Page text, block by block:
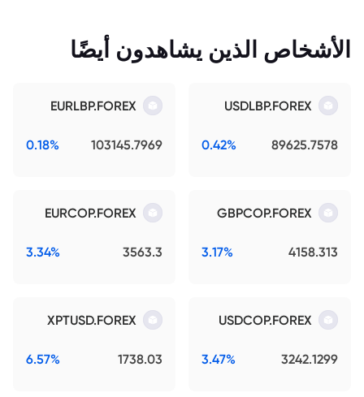
الأشخاص الذين يشاهدون أيضًا
USDLBP.FOREX
89625.7578
0.42%
EURLBP.FOREX
103145.7969
0.18%
GBPCOP.FOREX
4158.313
3.17%
EURCOP.FOREX
3563.3
3.34%
USDCOP.FOREX
3242.1299
3.47%
XPTUSD.FOREX
1738.03
6.57%